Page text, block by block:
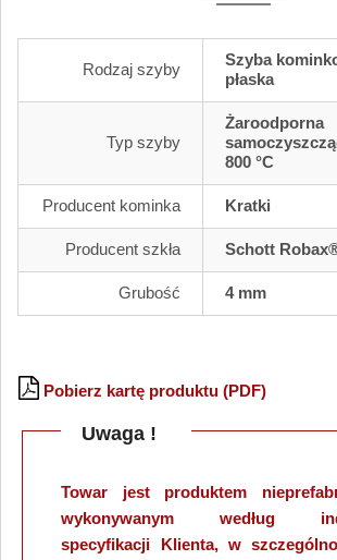
Rodzaj szyby
Szyba
płaska
Typ szyby
Żaroodporna
800 °C
Producent kominka Kratki
Producent szkła Schott
Grubość 4 mm
Pobierz kartę produktu (PDF)
Uwaga !
Towar jest produktem
wykonywanym według
specyfikacji Klienta, w